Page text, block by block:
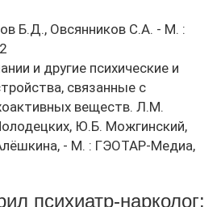
Б.Д., Овсянников С.А. - М. :
и другие психические и
связанные с
веществ. Л.М.
Ю.Б. Можгинский,
- М. : ГЭОТАР-Медиа,
психиатр-нарколог: